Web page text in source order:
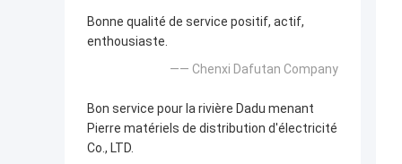
Bonne qualité de service positif, actif,
enthousiaste.
—— Chenxi Dafutan Company
Bon service pour la rivière Dadu menant
Pierre matériels de distribution d'électricité
Co., LTD.